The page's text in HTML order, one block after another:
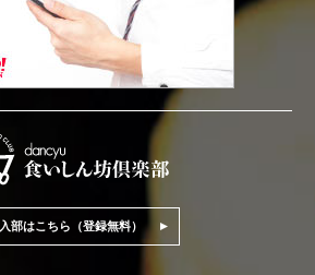
入部はこちら（登録無料）